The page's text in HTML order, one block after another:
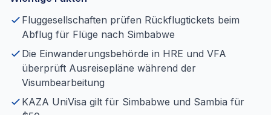
Fluggesellschaften prüfen Rückflugtickets beim
Abflug für Flüge nach Simbabwe
Die Einwanderungsbehörde in HRE und VFA
überprüft Ausreisepläne während der
Visumbearbeitung
KAZA UniVisa gilt für Simbabwe und Sambia für